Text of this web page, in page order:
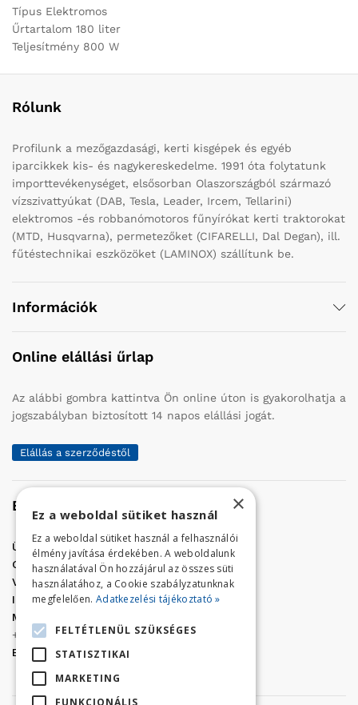
Típus Elektromos
Űrtartalom 180 liter
Teljesítmény 800 W
Rólunk
Profilunk a mezőgazdasági, kerti kisgépek és egyéb
iparcikkek kis- és nagykereskedelme. 1991 óta folytatunk
importtevékenységet, elsősorban Olaszországból származó
vízszivattyúkat (DAB, Tesla, Leader, Ircem, Tellarini)
elektromos -és robbanómotoros fűnyírókat kerti traktorokat
(MTD, Husqvarna), permetezőket (CIFARELLI, Dal Degan), ill.
fűtéstechnikai eszközöket (LAMINOX) szállítunk be.
Információk
Online elállási űrlap
Az alábbi gombra kattintva Ön online úton is gyakorolhatja a
jogszabályban biztosított 14 napos elállási jogát.
Elállás a szerződéstől
Elérhetőség
Üzletünk címe:
Szolnok, Vércse út 17.
Golf Center Áruház:06 (56) 423-324
VÁR-Kert Áruház: 06 (56) 429-771
Iroda:06 (56) 421-857
Megrendelés, termék információ:
+36 (70) 938-3356
E-mail:
golfaruhaz@gmail.com
×
Ez a weboldal sütiket használ
Ez a weboldal sütiket használ a felhasználói
élmény javítása érdekében. A weboldalunk
használatával Ön hozzájárul az összes süti
használatához, a Cookie szabályzatunknak
megfelelően. Adatkezelési tájékoztató »
FELTÉTLENÜL SZÜKSÉGES
STATISZTIKAI
MARKETING
FUNKCIONÁLIS